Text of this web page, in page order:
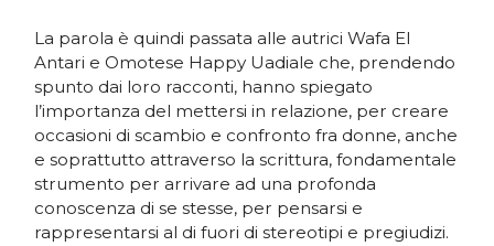
La parola è quindi passata alle autrici Wafa El
Antari e Omotese Happy Uadiale che, prendendo
spunto dai loro racconti, hanno spiegato
l’importanza del mettersi in relazione, per creare
occasioni di scambio e confronto fra donne, anche
e soprattutto attraverso la scrittura, fondamentale
strumento per arrivare ad una profonda
conoscenza di se stesse, per pensarsi e
rappresentarsi al di fuori di stereotipi e pregiudizi.